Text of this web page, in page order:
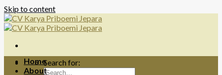
Skip to content
Search for:
Home
About